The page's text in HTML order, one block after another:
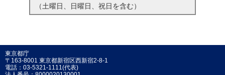
（土曜日、日曜日、祝日を含む）
東京都庁
〒163-8001 東京都新宿区西新宿2-8-1
電話：03-5321-1111(代表)